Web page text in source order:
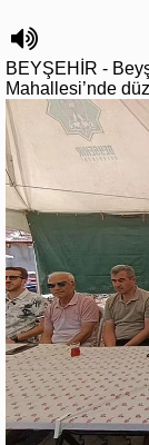
BEYŞEHİR -
Mahallesi’nde